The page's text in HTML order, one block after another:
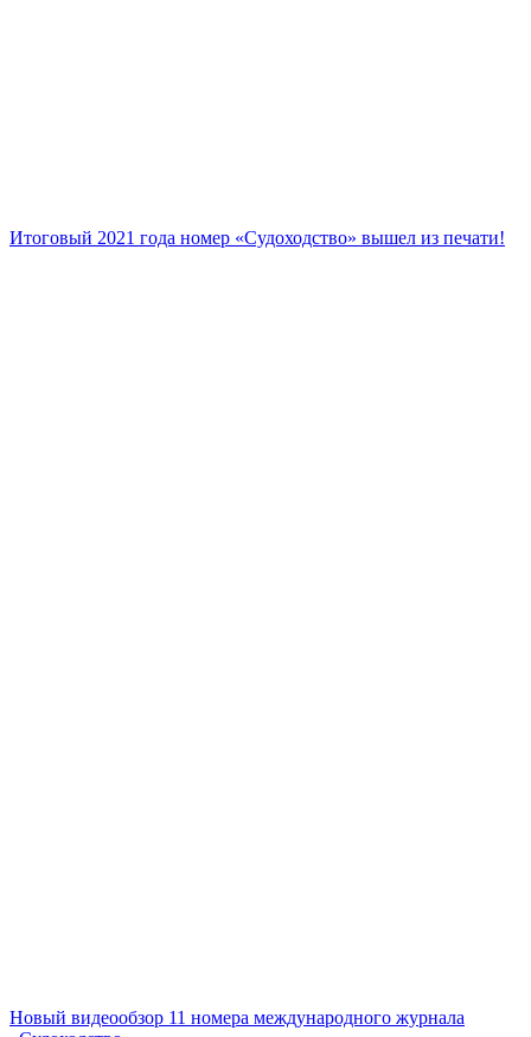
Итоговый 2021 года номер «Судоходство» вышел из печати!
Новый видеообзор 11 номера международного журнала